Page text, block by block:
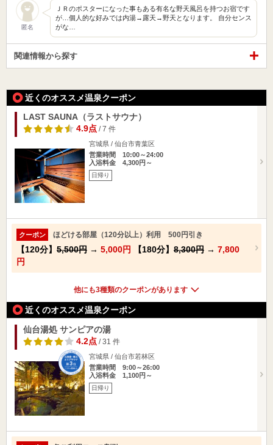
匿名
ＪＲのポスターになった事もある有名な野天風呂を持つお宿です
が…個人的な好みでは内湯→露天→野天となります。 自分センス
がな…
関連情報から探す
近くのオススメ温泉クーポン
LAST SAUNA（ラストサウナ）
4.9点/ 7 件
宮城県 / 仙台市青葉区
営業時間 10:00～24:00
入浴料金 4,300円～
日帰り
クーポン ほどける部屋（120分以上）利用 500円引き
【120分】 5,500円 → 5,000円 【180分】 8,300円 → 7,800
円
他にも3種類のクーポンがあります
近くのオススメ温泉クーポン
仙台湯処 サンピアの湯
4.2点/ 31 件
宮城県 / 仙台市若林区
営業時間 9:00～26:00
入浴料金 1,100円～
日帰り